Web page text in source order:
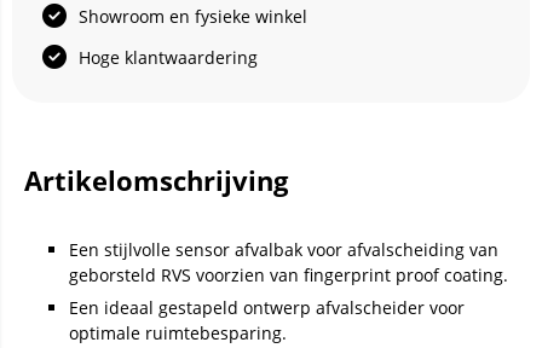
Showroom en fysieke winkel
Hoge klantwaardering
Artikelomschrijving
Een stijlvolle sensor afvalbak voor afvalscheiding van
geborsteld RVS voorzien van fingerprint proof coating.
Een ideaal gestapeld ontwerp afvalscheider voor
optimale ruimtebesparing.